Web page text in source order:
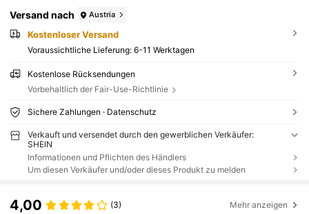
Versand nach Austria
Kostenloser Versand
Voraussichtliche Lieferung: 6-11 Werktagen
Kostenlose Rücksendungen
Vorbehaltlich der Fair-Use-Richtlinie
Sichere Zahlungen · Datenschutz
Verkauft und versendet durch den gewerblichen Verkäufer:
SHEIN
Informationen und Pflichten des Händlers
Um diesen Verkäufer und/oder dieses Produkt zu melden
4,00 (3) Mehr anzeigen